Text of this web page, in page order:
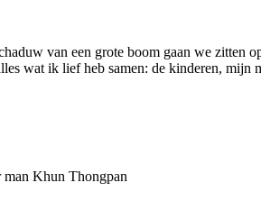
van een grote boom gaan we
wat ik lief heb samen: de kinderen,
man Khun Thongpan